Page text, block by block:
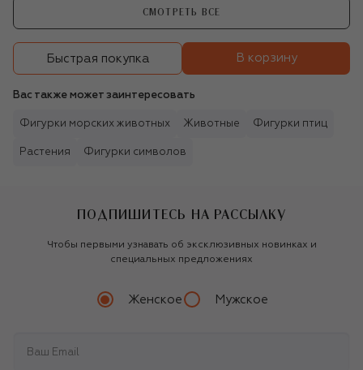
СМОТРЕТЬ ВСЕ
Быстрая покупка В корзину
Вас также может заинтересовать
Фигурки морских животных Животные Фигурки птиц
Растения Фигурки символов
ПОДПИШИТЕСЬ НА РАССЫЛКУ
Чтобы первыми узнавать об эксклюзивных новинках и
специальных предложениях
Женское Мужское